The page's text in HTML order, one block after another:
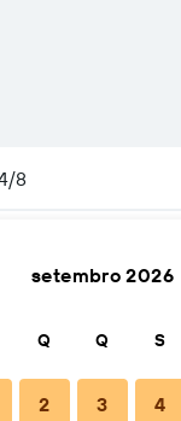
8
setembro 2026
Q Q S
2 3 4